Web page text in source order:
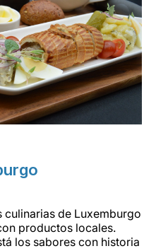
culinarias de Luxemburgo
productos locales.
los sabores con historia